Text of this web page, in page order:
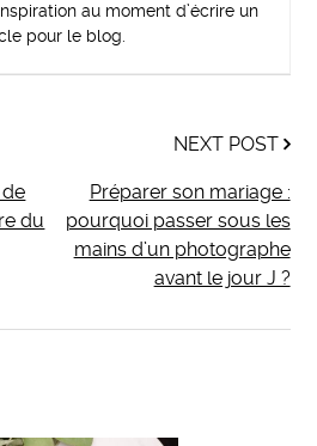
au moment d’écrire un
pour le blog.
du
NEXT POST
Préparer son mariage :
pourquoi passer sous les
mains d’un photographe
avant le jour J ?